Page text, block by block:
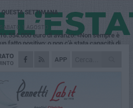
APP
QUESTA SETTIMANA
SABATO 1 AGOSTO
euro di avanzo: «Non sempre è
un fatto positivo: o non c'è stata capacità di
5 AGOSTO
momentaneamente distributore di
SABATO 1 AGOSTO
Centro storico, l'assessore Marcone
risponde agli esercenti: «Siamo ai nastri di